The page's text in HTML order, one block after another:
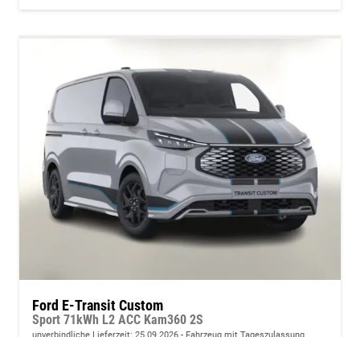
Ford E-Transit Custom
Sport 71kWh L2 ACC Kam360 2S